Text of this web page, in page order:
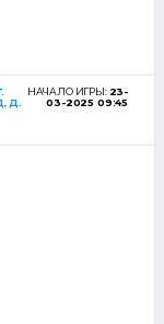
Д.
НАЧАЛО ИГРЫ: 23-
03-2025 09:45